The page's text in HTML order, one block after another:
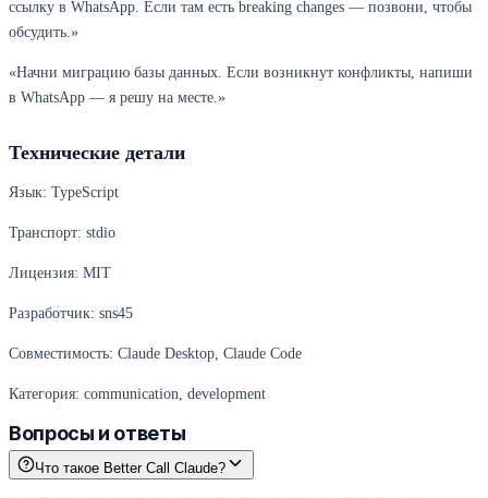
ссылку в WhatsApp. Если там есть breaking changes — позвони, чтобы
обсудить.»
«Начни миграцию базы данных. Если возникнут конфликты, напиши
в WhatsApp — я решу на месте.»
Технические детали
Язык: TypeScript
Транспорт: stdio
Лицензия: MIT
Разработчик: sns45
Совместимость: Claude Desktop, Claude Code
Категория: communication, development
Вопросы и ответы
Что такое Better Call Claude?